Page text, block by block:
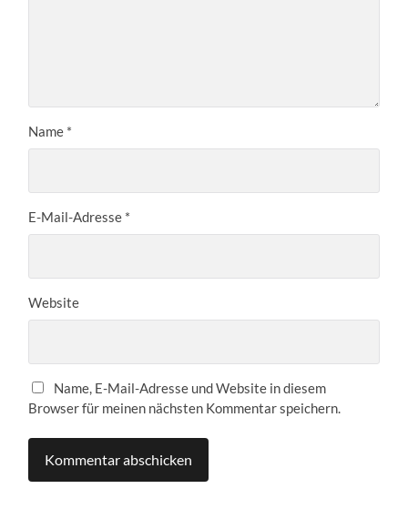
Name *
E-Mail-Adresse *
Website
Name, E-Mail-Adresse und Website in diesem
Browser für meinen nächsten Kommentar speichern.